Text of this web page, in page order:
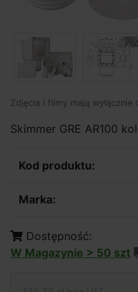
Zdjęcia i filmy mają
Skimmer GRE AR100
Kod produktu:
Marka:
Dostępność:
W Magazynie > 50 szt